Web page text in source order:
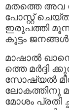
മതത്തെ അവ
പോസ്റ്റ്
ഇരുപത്തി
കൂട്ടം
മാഷാല്‍
ത്തെ മര്‍ദ്ദി
സോഷ്യല്‍
ലോകത്തിനു
മോശം പ്രതി